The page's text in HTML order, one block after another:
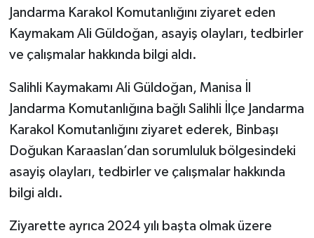
Jandarma Karakol Komutanlığını ziyaret eden
Kaymakam Ali Güldoğan, asayiş olayları, tedbirler
ve çalışmalar hakkında bilgi aldı.
Salihli Kaymakamı Ali Güldoğan, Manisa İl
Jandarma Komutanlığına bağlı Salihli İlçe Jandarma
Karakol Komutanlığını ziyaret ederek, Binbaşı
Doğukan Karaaslan’dan sorumluluk bölgesindeki
asayiş olayları, tedbirler ve çalışmalar hakkında
bilgi aldı.
Ziyarette ayrıca 2024 yılı başta olmak üzere